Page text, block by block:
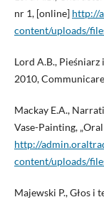
nr 1, [online] http://
content/uploads/
Lord A.B., Pieśniarz
2010,
Mackay E.A.,
Vase-Painting,
http://
content/uploads/
Majewski P., Głos i